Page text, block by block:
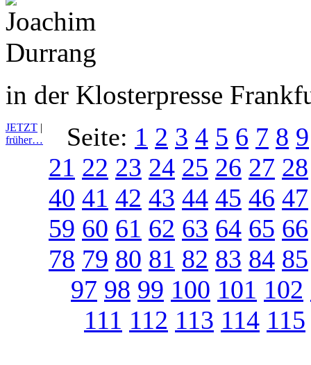
in der Klosterpresse
JETZT |
früher…
Seite: 1 2 3 4 5 6 7 8 9
21 22 23 24 25 26 27 28
40 41 42 43 44 45 46 47
59 60 61 62 63 64 65 66
78 79 80 81 82 83 84 85
97 98 99 100 101 102
111 112 113 114 115